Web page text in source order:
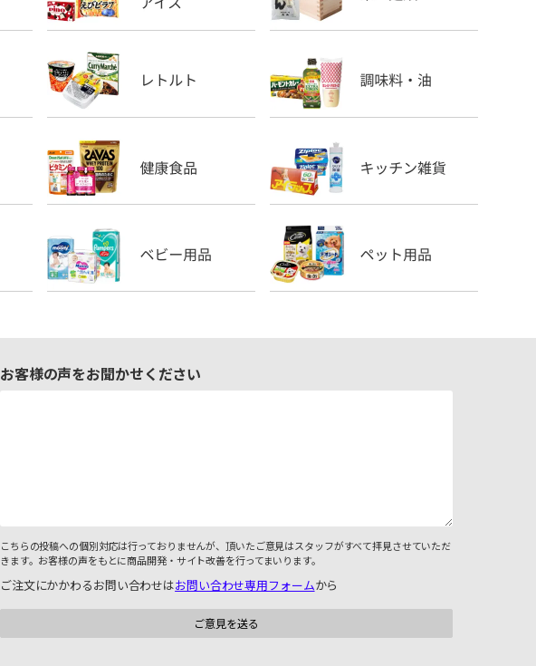
お客様の声をお聞かせください
こちらの投稿への個別対応は行っておりませんが、頂いたご意見はスタッフがすべて拝見させていただ
きます。お客様の声をもとに商品開発・サイト改善を行ってまいります。
ご注文にかかわるお問い合わせはお問い合わせ専用フォームから